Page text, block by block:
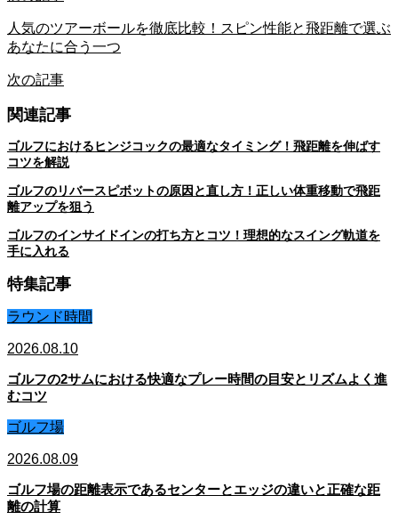
人気のツアーボールを徹底比較！スピン性能と飛距離で選ぶ
あなたに合う一つ
次の記事
関連記事
ゴルフにおけるヒンジコックの最適なタイミング！飛距離を伸ばす
コツを解説
ゴルフのリバースピボットの原因と直し方！正しい体重移動で飛距
離アップを狙う
ゴルフのインサイドインの打ち方とコツ！理想的なスイング軌道を
手に入れる
特集記事
ラウンド時間
2026.08.10
ゴルフの2サムにおける快適なプレー時間の目安とリズムよく進
むコツ
ゴルフ場
2026.08.09
ゴルフ場の距離表示であるセンターとエッジの違いと正確な距
離の計算